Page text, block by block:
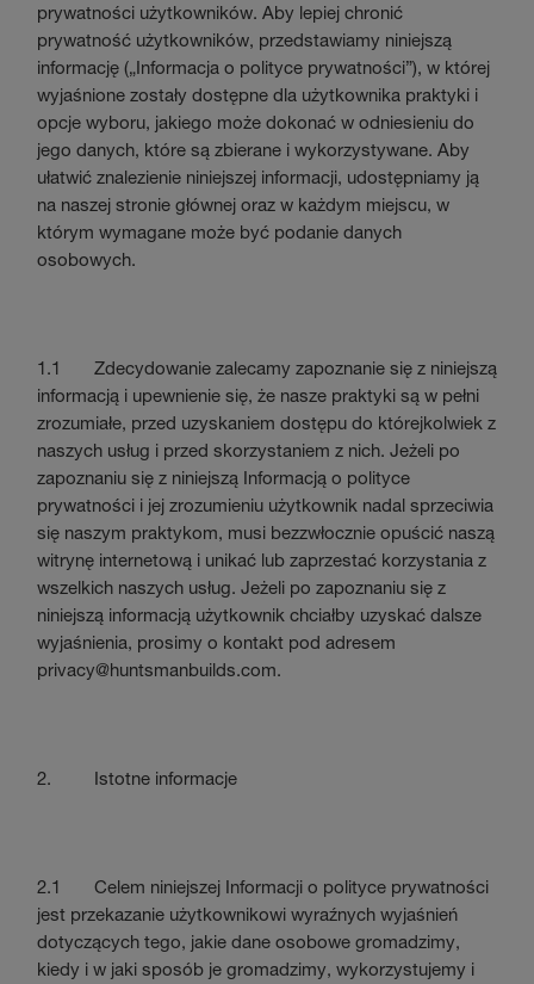
prywatności użytkowników. Aby lepiej chronić
prywatność użytkowników, przedstawiamy niniejszą
informację („Informacja o polityce prywatności”), w której
wyjaśnione zostały dostępne dla użytkownika praktyki i
opcje wyboru, jakiego może dokonać w odniesieniu do
jego danych, które są zbierane i wykorzystywane. Aby
ułatwić znalezienie niniejszej informacji, udostępniamy ją
na naszej stronie głównej oraz w każdym miejscu, w
którym wymagane może być podanie danych
osobowych.
1.1 Zdecydowanie zalecamy zapoznanie się z niniejszą
informacją i upewnienie się, że nasze praktyki są w pełni
zrozumiałe, przed uzyskaniem dostępu do którejkolwiek z
naszych usług i przed skorzystaniem z nich. Jeżeli po
zapoznaniu się z niniejszą Informacją o polityce
prywatności i jej zrozumieniu użytkownik nadal sprzeciwia
się naszym praktykom, musi bezzwłocznie opuścić naszą
witrynę internetową i unikać lub zaprzestać korzystania z
wszelkich naszych usług. Jeżeli po zapoznaniu się z
niniejszą informacją użytkownik chciałby uzyskać dalsze
wyjaśnienia, prosimy o kontakt pod adresem
privacy@huntsmanbuilds.com.
2. Istotne informacje
2.1 Celem niniejszej Informacji o polityce prywatności
jest przekazanie użytkownikowi wyraźnych wyjaśnień
dotyczących tego, jakie dane osobowe gromadzimy,
kiedy i w jaki sposób je gromadzimy, wykorzystujemy i